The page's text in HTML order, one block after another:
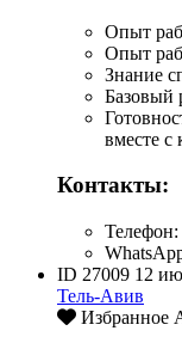
Опыт
Опыт
Знание
Базовый
вместе с
Контакты:
Телефон:
ID 27009 12
Тель-Авив
Избранное